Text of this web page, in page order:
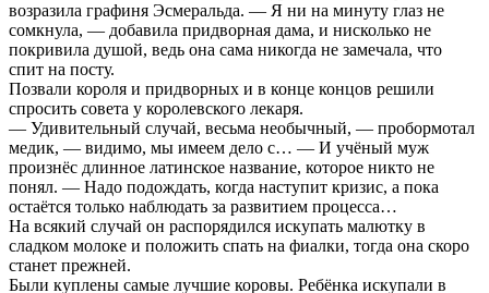
возразила графиня Эсмеральда. — Я ни на минуту глаз не
сомкнула, — добавила придворная дама, и нисколько не
покривила душой, ведь она сама никогда не замечала, что
спит на посту.
Позвали короля и придворных и в конце концов решили
спросить совета у королевского лекаря.
— Удивительный случай, весьма необычный, — пробормотал
медик, — видимо, мы имеем дело с… — И учёный муж
произнёс длинное латинское название, которое никто не
понял. — Надо подождать, когда наступит кризис, а пока
остаётся только наблюдать за развитием процесса…
На всякий случай он распорядился искупать малютку в
сладком молоке и положить спать на фиалки, тогда она скоро
станет прежней.
Были куплены самые лучшие коровы. Ребёнка искупали в